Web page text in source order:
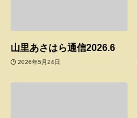
山里あさはら通信2026.6
2026年5月24日